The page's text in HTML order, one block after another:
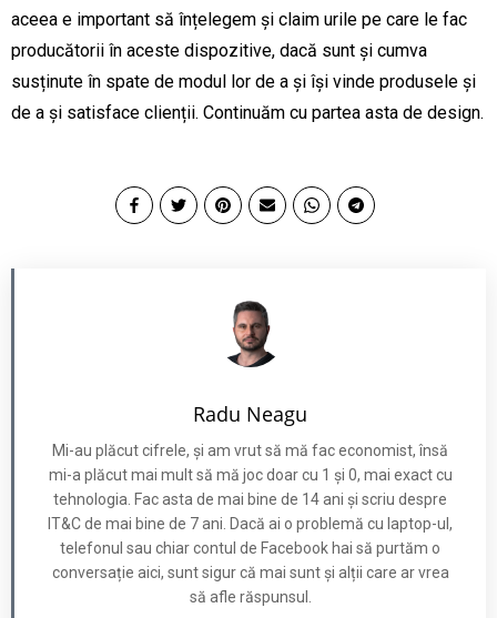
aceea e important să înțelegem și claim urile pe care le fac
producătorii în aceste dispozitive, dacă sunt și cumva
susținute în spate de modul lor de a și își vinde produsele și
de a și satisface clienții. Continuăm cu partea asta de design.
Radu Neagu
Mi-au plăcut cifrele, și am vrut să mă fac economist, însă
mi-a plăcut mai mult să mă joc doar cu 1 și 0, mai exact cu
tehnologia. Fac asta de mai bine de 14 ani și scriu despre
IT&C de mai bine de 7 ani. Dacă ai o problemă cu laptop-ul,
telefonul sau chiar contul de Facebook hai să purtăm o
conversație aici, sunt sigur că mai sunt și alții care ar vrea
să afle răspunsul.